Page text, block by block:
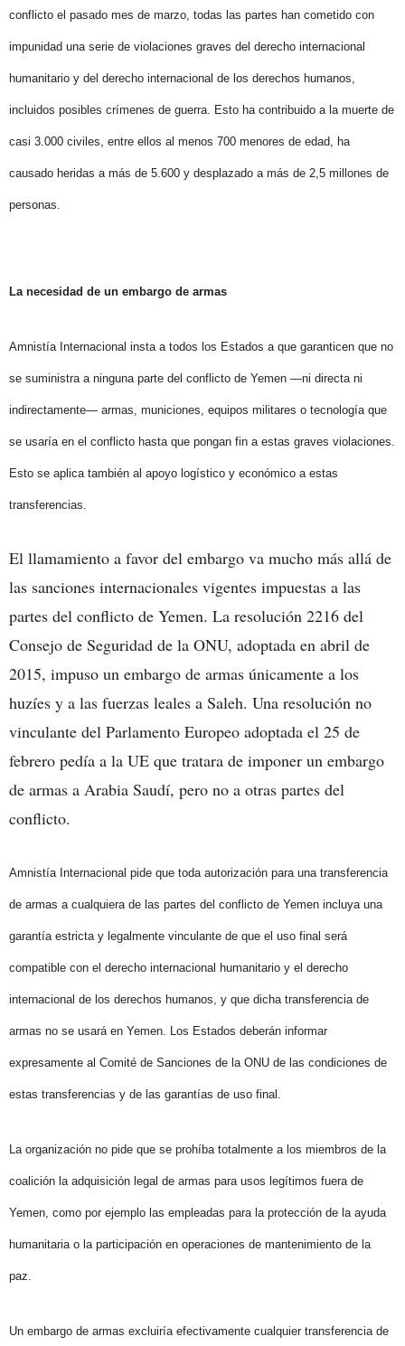
conflicto el pasado mes de marzo, todas las partes han cometido con
impunidad una serie de violaciones graves del derecho internacional
humanitario y del derecho internacional de los derechos humanos,
incluidos posibles crímenes de guerra. Esto ha contribuido a la muerte de
casi 3.000 civiles, entre ellos al menos 700 menores de edad, ha
causado heridas a más de 5.600 y desplazado a más de 2,5 millones de
personas.
La necesidad de un embargo de armas
Amnistía Internacional insta a todos los Estados a que garanticen que no
se suministra a ninguna parte del conflicto de Yemen —ni directa ni
indirectamente— armas, municiones, equipos militares o tecnología que
se usaría en el conflicto hasta que pongan fin a estas graves violaciones.
Esto se aplica también al apoyo logístico y económico a estas
transferencias.
El llamamiento a favor del embargo va mucho más allá de
las sanciones internacionales vigentes impuestas a las
partes del conflicto de Yemen. La resolución 2216 del
Consejo de Seguridad de la ONU, adoptada en abril de
2015, impuso un embargo de armas únicamente a los
huzíes y a las fuerzas leales a Saleh. Una resolución no
vinculante del Parlamento Europeo adoptada el 25 de
febrero pedía a la UE que tratara de imponer un embargo
de armas a Arabia Saudí, pero no a otras partes del
conflicto.
Amnistía Internacional pide que toda autorización para una transferencia
de armas a cualquiera de las partes del conflicto de Yemen incluya una
garantía estricta y legalmente vinculante de que el uso final será
compatible con el derecho internacional humanitario y el derecho
internacional de los derechos humanos, y que dicha transferencia de
armas no se usará en Yemen. Los Estados deberán informar
expresamente al Comité de Sanciones de la ONU de las condiciones de
estas transferencias y de las garantías de uso final.
La organización no pide que se prohíba totalmente a los miembros de la
coalición la adquisición legal de armas para usos legítimos fuera de
Yemen, como por ejemplo las empleadas para la protección de la ayuda
humanitaria o la participación en operaciones de mantenimiento de la
paz.
Un embargo de armas excluiría efectivamente cualquier transferencia de